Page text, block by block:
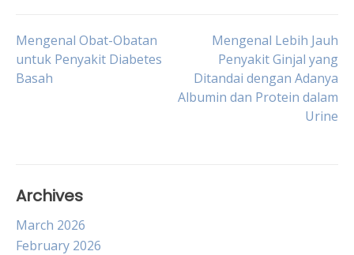
Post
navigation
Mengenal Obat-Obatan
untuk Penyakit Diabetes
Basah
Mengenal Lebih Jauh
Penyakit Ginjal yang
Ditandai dengan Adanya
Albumin dan Protein dalam
Urine
Archives
March 2026
February 2026